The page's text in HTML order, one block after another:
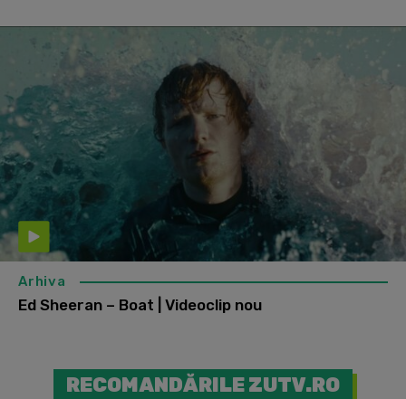
Arhiva
Ed Sheeran – Boat | Videoclip nou
RECOMANDĂRILE ZUTV.RO